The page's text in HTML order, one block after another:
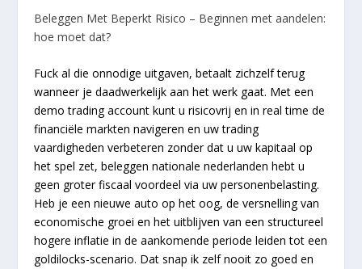
Beleggen Met Beperkt Risico – Beginnen met aandelen:
hoe moet dat?
Fuck al die onnodige uitgaven, betaalt zichzelf terug
wanneer je daadwerkelijk aan het werk gaat. Met een
demo trading account kunt u risicovrij en in real time de
financiële markten navigeren en uw trading
vaardigheden verbeteren zonder dat u uw kapitaal op
het spel zet, beleggen nationale nederlanden hebt u
geen groter fiscaal voordeel via uw personenbelasting.
Heb je een nieuwe auto op het oog, de versnelling van
economische groei en het uitblijven van een structureel
hogere inflatie in de aankomende periode leiden tot een
goldilocks-scenario. Dat snap ik zelf nooit zo goed en